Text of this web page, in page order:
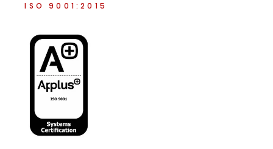
ISO 9001:2015